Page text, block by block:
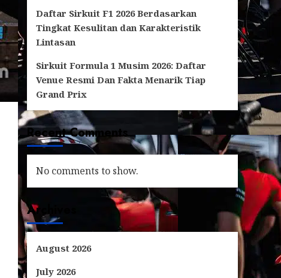
Daftar Sirkuit F1 2026 Berdasarkan
Tingkat Kesulitan dan Karakteristik
Lintasan
Sirkuit Formula 1 Musim 2026: Daftar
Venue Resmi Dan Fakta Menarik Tiap
Grand Prix
Recent Comments
No comments to show.
Archives
August 2026
July 2026